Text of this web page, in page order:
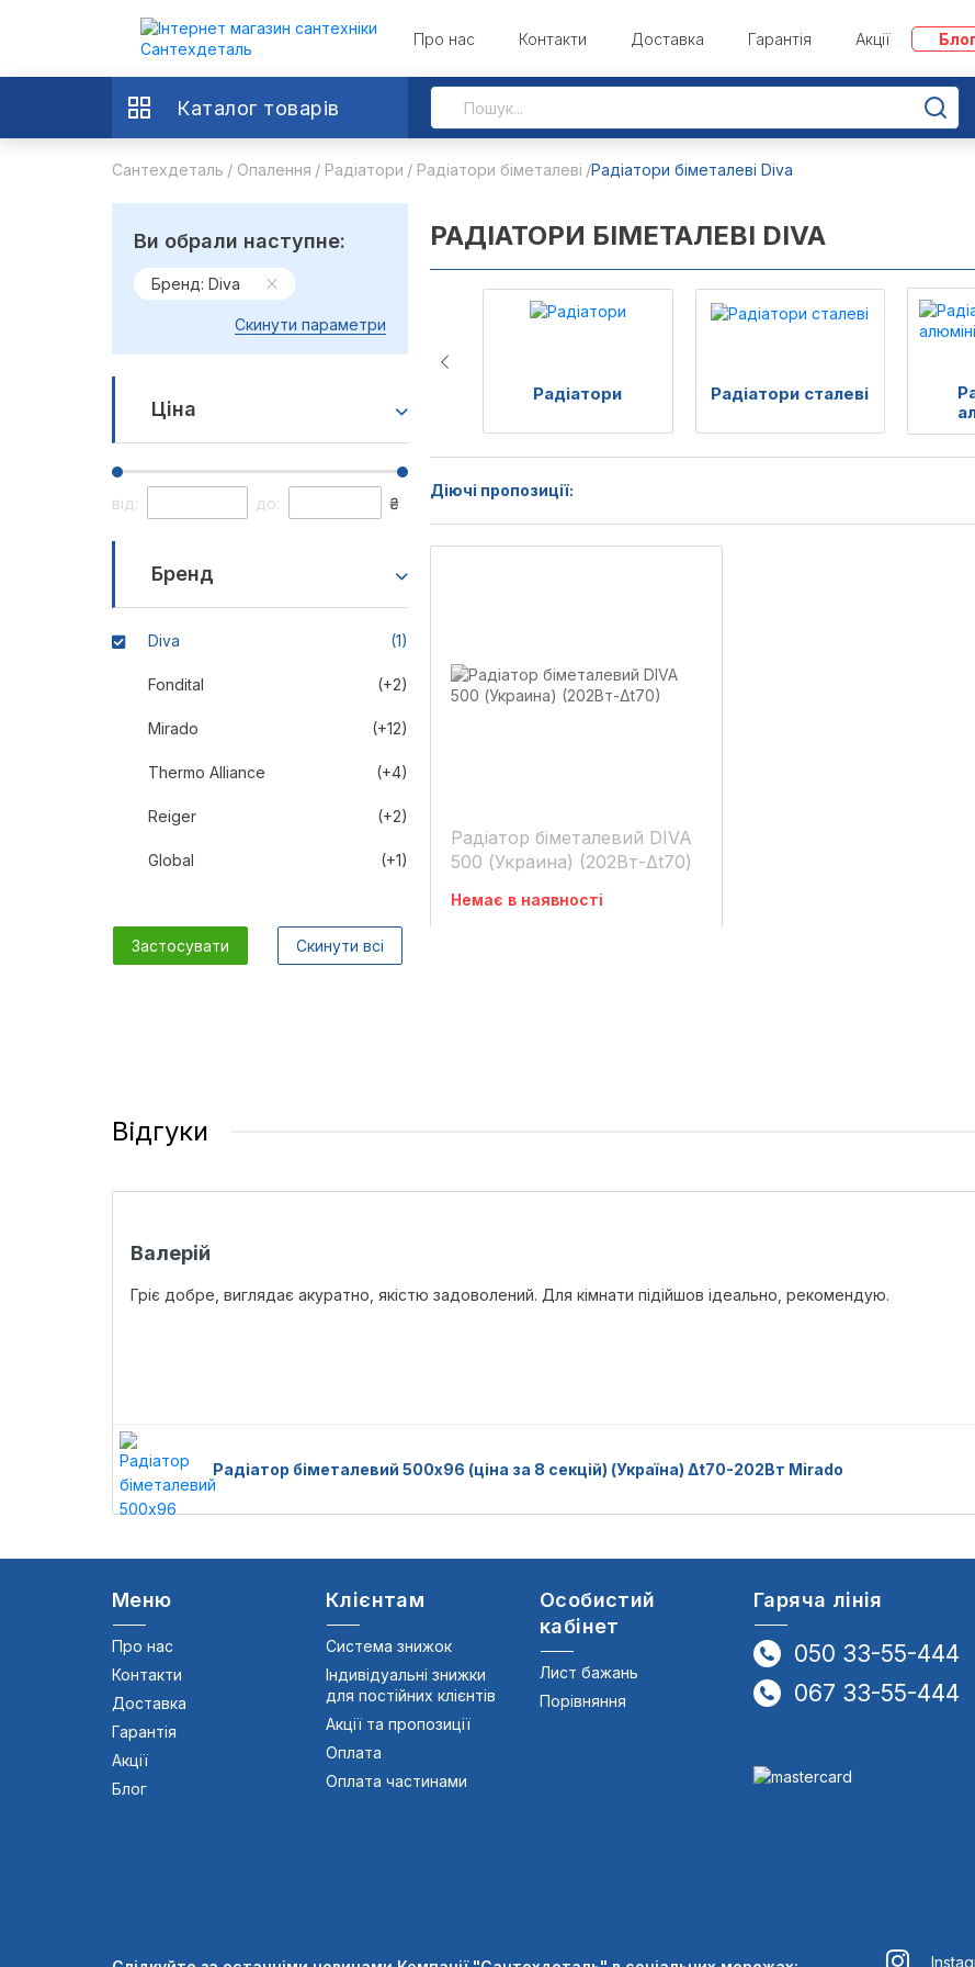
Про нас Контакти Доставка Гарантія Акції Блог
Каталог товарів
Сантехдеталь Опалення Радіатори Радіатори біметалеві Радіатори біметалеві Diva
Ви обрали наступне:
Бренд: Diva
Скинути параметри
Ціна
від: до: ₴
Бренд
Diva (1)
Fondital (+2)
Mirado (+12)
Thermo Alliance (+4)
Reiger (+2)
Global (+1)
Застосувати Скинути всі
РАДІАТОРИ БІМЕТАЛЕВІ DIVA
Радіатори Радіатори сталеві
Діючі пропозиції:
Радіатор біметалевий DIVA
500 (Украина) (202Вт-Δt70)
Немає в наявності
Відгуки
Валерій
Гріє добре, виглядає акуратно, якістю задоволений. Для кімнати підійшов ідеально, рекомендую.
Радіатор біметалевий 500х96 (ціна за 8 секцій) (Україна) Δt70-202Вт Mirado
Меню
Про нас
Контакти
Доставка
Гарантія
Акції
Блог
Клієнтам
Система знижок
Індивідуальні знижки
для постійних клієнтів
Акції та пропозиції
Оплата
Оплата частинами
Особистий
кабінет
Лист бажань
Порівняння
Гаряча лінія
050 33-55-444
067 33-55-444